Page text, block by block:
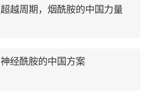
超越周期，烟酰胺的中国力量
神经酰胺的中国方案